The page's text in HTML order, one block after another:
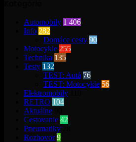
Automobily 1 406
Info 282
Domáce cesty 90
Motocykle 255
Technika 135
Testy 132
TEST: Autá 76
TEST: Motocykle 56
Elektromobily
RETRO 104
Aktuálne
Cestovanie 42
Pneumatiky
Rozhovor 9